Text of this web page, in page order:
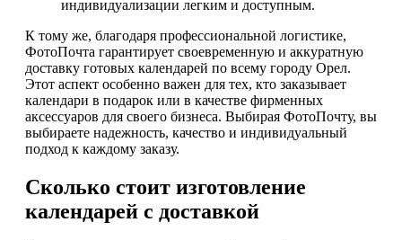
индивидуализации легким и доступным.
К тому же, благодаря профессиональной логистике,
ФотоПочта гарантирует своевременную и аккуратную
доставку готовых календарей по всему городу Орел.
Этот аспект особенно важен для тех, кто заказывает
календари в подарок или в качестве фирменных
аксессуаров для своего бизнеса. Выбирая ФотоПочту, вы
выбираете надежность, качество и индивидуальный
подход к каждому заказу.
Сколько стоит изготовление
календарей с доставкой